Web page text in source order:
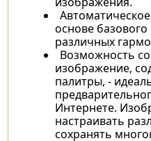
основе
различных
Возможность
изображение,
палитры, -
Интернете.
настраивать
сохранять